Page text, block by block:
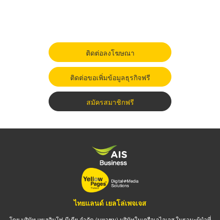
ติดต่อลงโฆษณา
ติดต่อขอเพิ่มข้อมูลธุรกิจฟรี
สมัครสมาชิกฟรี
ไทยแลนด์ เยลโล่เพจเจส